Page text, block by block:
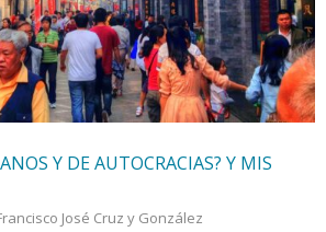
Y DE AUTOCRACIAS? Y MIS
José Cruz y González